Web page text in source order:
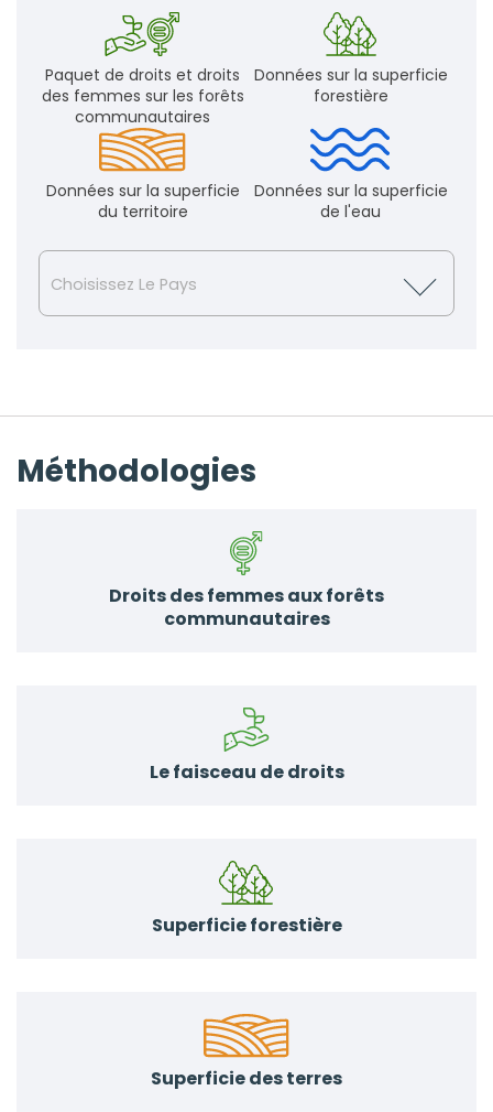
Paquet de droits et droits
des femmes sur les forêts
communautaires
Données sur la superficie
forestière
Données sur la superficie
du territoire
Données sur la superficie
de l'eau
Choisissez Le Pays
Méthodologies
Droits des femmes aux forêts
communautaires
Le faisceau de droits
Superficie forestière
Superficie des terres